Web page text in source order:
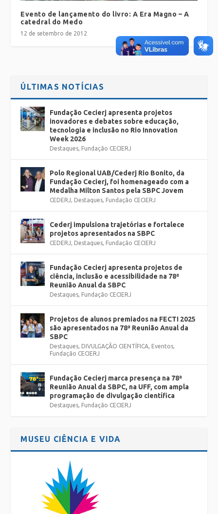
Evento de lançamento do livro: A Era Magno – A
catedral do Medo
12 de setembro de 2012
ÚLTIMAS NOTÍCIAS
Fundação Cecierj apresenta projetos
inovadores e debates sobre educação,
tecnologia e inclusão no Rio Innovation
Week 2026
Destaques, Fundação CECIERJ
Polo Regional UAB/Cederj Rio Bonito, da
Fundação Cecierj, foi homenageado com a
Medalha Milton Santos pela SBPC Jovem
CEDERJ, Destaques, Fundação CECIERJ
Cederj impulsiona trajetórias e fortalece
projetos apresentados na SBPC
CEDERJ, Destaques, Fundação CECIERJ
Fundação Cecierj apresenta projetos de
ciência, inclusão e acessibilidade na 78ª
Reunião Anual da SBPC
Destaques, Fundação CECIERJ
Projetos de alunos premiados na FECTI 2025
são apresentados na 78ª Reunião Anual da
SBPC
Destaques, DIVULGAÇÃO CIENTÍFICA, Eventos,
Fundação CECIERJ
Fundação Cecierj marca presença na 78ª
Reunião Anual da SBPC, na UFF, com ampla
programação de divulgação científica
Destaques, Fundação CECIERJ
MUSEU CIÊNCIA E VIDA